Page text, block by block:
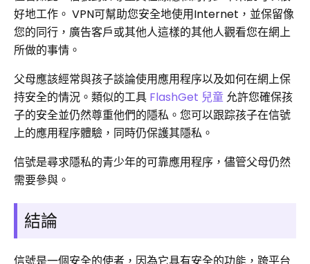
好地工作。 VPN可幫助您安全地使用Internet，並保留像
您的同行，廣告客戶或其他人這樣的其他人觀看您在網上
所做的事情。
父母應該經常與孩子談論使用應用程序以及如何在網上保
持安全的情況。類似的工具 FlashGet 兒童允許您確保孩
子的安全並仍然尊重他們的隱私。您可以跟踪孩子在信號
上的應用程序體驗，同時仍保護其隱私。
信號是尋求隱私的青少年的可靠應用程序，儘管父母仍然
需要參與。
結論